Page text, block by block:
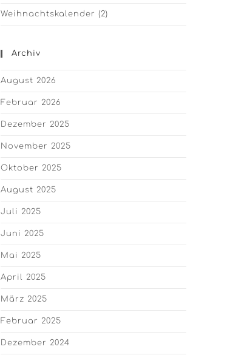
Weihnachtskalender (2)
Archiv
August 2026
Februar 2026
Dezember 2025
November 2025
Oktober 2025
August 2025
Juli 2025
Juni 2025
Mai 2025
April 2025
März 2025
Februar 2025
Dezember 2024